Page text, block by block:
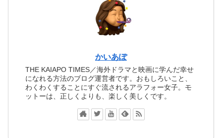
かいあぽ
THE KAIAPO TIMES／海外ドラマと映画に学んだ幸せ
になれる方法のブログ運営者です。おもしろいこと、
わくわくすることにすぐ流されるアラフォー女子。モ
ットーは、正しくよりも、楽しく美しくです。